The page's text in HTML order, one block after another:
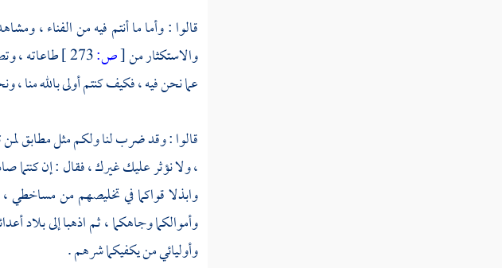
قالوا : وأما ما أنتم فيه من الفناء ،
والاستكثار من[ص:
طاعاته ،
عما نحن فيه ، فكيف كنتم أولى بالله منا
قالوا : وقد ضرب لنا ولكم مثل مطابق لمن
، ولا نؤثر عليك غيرك ، فقال : إن كنتما
وابذلا قواكما في تخليصهم من مساخطي
وأموالكما وجاهكما ، ثم اذهبا إلى بلاد
وأوليائي من يكفيكما شرهم .